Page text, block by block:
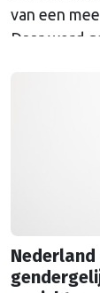
van een
Daar werd
Walle
Commissie.